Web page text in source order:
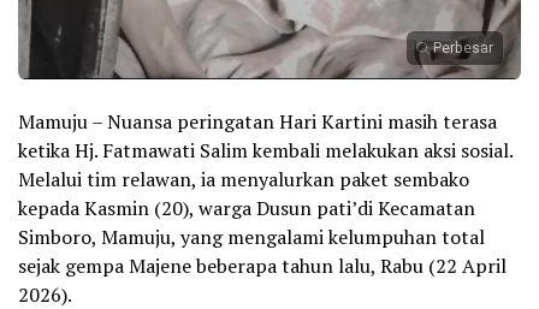
Perbesar
Mamuju – Nuansa peringatan Hari Kartini masih terasa
ketika Hj. Fatmawati Salim kembali melakukan aksi sosial.
Melalui tim relawan, ia menyalurkan paket sembako
kepada Kasmin (20), warga Dusun pati’di Kecamatan
Simboro, Mamuju, yang mengalami kelumpuhan total
sejak gempa Majene beberapa tahun lalu, Rabu (22 April
2026).